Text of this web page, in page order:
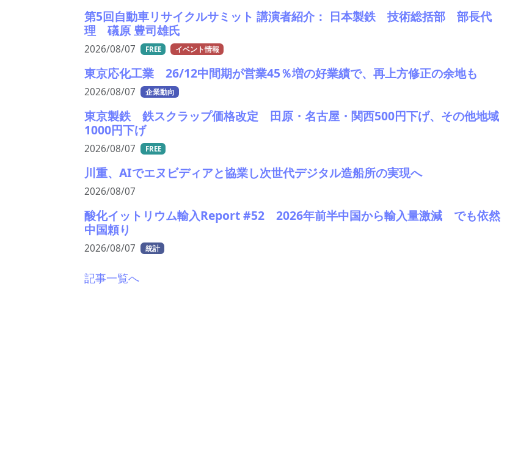
第5回自動車リサイクルサミット 講演者紹介： 日本製鉄 技術総括部 部長代
理 礒原 豊司雄氏
2026/08/07 FREE イベント情報
東京応化工業 26/12中間期が営業45％増の好業績で、再上方修正の余地も
2026/08/07 企業動向
東京製鉄 鉄スクラップ価格改定 田原・名古屋・関西500円下げ、その他地域
1000円下げ
2026/08/07 FREE
川重、AIでエヌビディアと協業し次世代デジタル造船所の実現へ
2026/08/07
酸化イットリウム輸入Report #52 2026年前半中国から輸入量激減 でも依然
中国頼り
2026/08/07 統計
記事一覧へ